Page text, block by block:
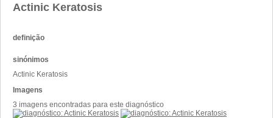
Actinic Keratosis
definição
sinónimos
Actinic Keratosis
Imagens
3 imagens encontradas para este diagnóstico